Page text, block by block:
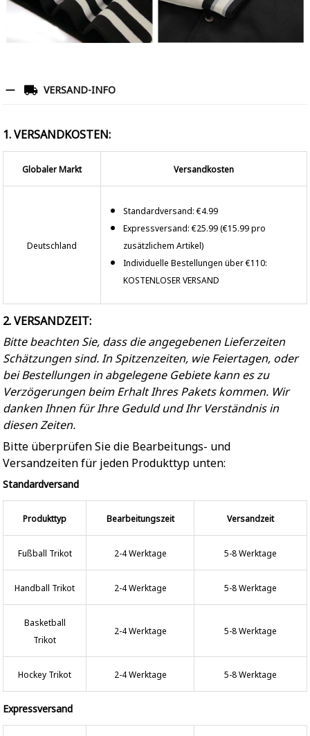
VERSAND-INFO
1. VERSANDKOSTEN:
Globaler Markt Versandkosten
Deutschland
Standardversand: €4.99
Expressversand: €25.99 (€15.99 pro
zusätzlichem Artikel)
Individuelle Bestellungen über €110:
KOSTENLOSER VERSAND
2. VERSANDZEIT:
Bitte beachten Sie, dass die angegebenen Lieferzeiten
Schätzungen sind. In Spitzenzeiten, wie Feiertagen, oder
bei Bestellungen in abgelegene Gebiete kann es zu
Verzögerungen beim Erhalt Ihres Pakets kommen. Wir
danken Ihnen für Ihre Geduld und Ihr Verständnis in
diesen Zeiten.
Bitte überprüfen Sie die Bearbeitungs- und
Versandzeiten für jeden Produkttyp unten:
Standardversand
Produkttyp Bearbeitungszeit Versandzeit
Fußball Trikot 2-4 Werktage 5-8 Werktage
Handball Trikot 2-4 Werktage 5-8 Werktage
Basketball
Trikot
2-4 Werktage 5-8 Werktage
Hockey Trikot 2-4 Werktage 5-8 Werktage
Expressversand